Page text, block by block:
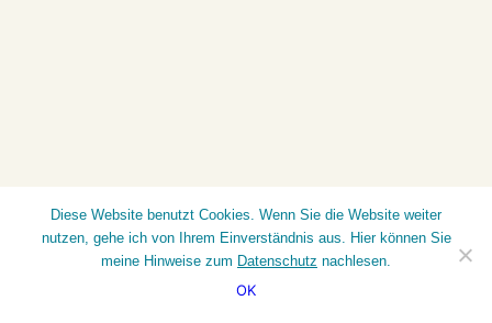
Diese Website benutzt Cookies. Wenn Sie die Website weiter
nutzen, gehe ich von Ihrem Einverständnis aus. Hier können Sie
meine Hinweise zum Datenschutz nachlesen.
OK